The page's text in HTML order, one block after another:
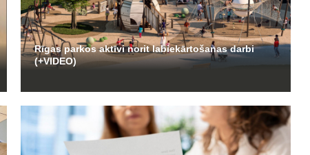
Rīgas parkos aktīvi norit labiekārtošanas darbi
(+VIDEO)